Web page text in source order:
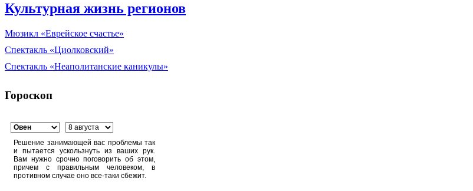
Культурная жизнь регионов
Мюзикл «Еврейское счастье»
Спектакль «Циолковский»
Спектакль «Неаполитанские каникулы»
Гороскоп
Решение занимающей вас проблемы так
и пытается ускользнуть из ваших рук.
Вам нужно срочно поговорить об этом,
причем с правильным человеком, в
противном случае оно все-таки сбежит.